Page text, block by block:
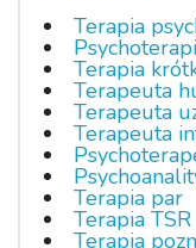
Terapia
Terapia
Terapeuta
Terapeuta
Terapeuta
Terapia par
Terapia TSR
Terapia